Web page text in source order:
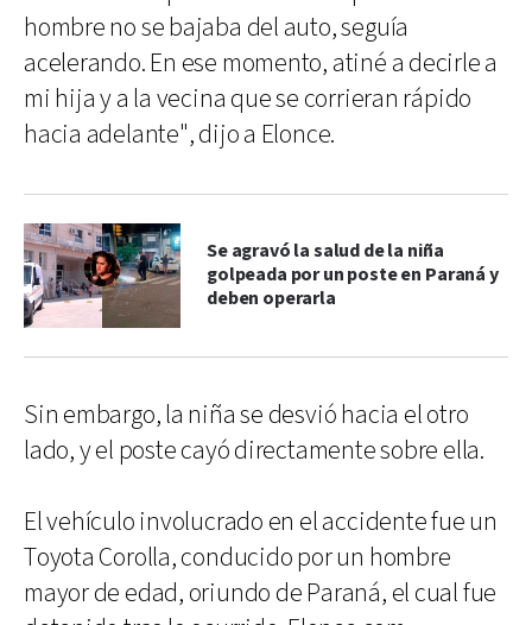
hombre no se bajaba del auto, seguía
acelerando. En ese momento, atiné a decirle a
mi hija y a la vecina que se corrieran rápido
hacia adelante", dijo a Elonce.
Se agravó la salud de la niña
golpeada por un poste en Paraná y
deben operarla
Sin embargo, la niña se desvió hacia el otro
lado, y el poste cayó directamente sobre ella.
El vehículo involucrado en el accidente fue un
Toyota Corolla, conducido por un hombre
mayor de edad, oriundo de Paraná, el cual fue